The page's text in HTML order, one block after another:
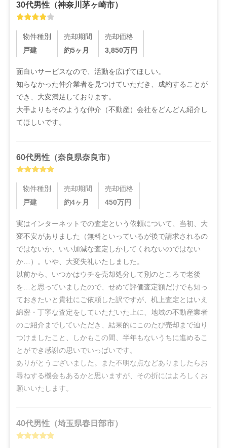
30代男性 （神奈川茅ヶ崎市）
物件種別
戸建
売却期間
約5ヶ月
売却価格
3,850万円
面白いサービスなので、活動を広げてほしい。
知らなかった仲介業者を見つけていただき、成約することが
でき、大変満足しております。
大手よりもそのような仲介（不動産）会社をどんどん紹介し
てほしいです。
60代男性 （奈良県奈良市）
物件種別
戸建
売却期間
約4ヶ月
売却価格
450万円
実はインターネットでの査定という依頼について、当初、大
変不安がありました（無料といっているが後で請求されるの
ではないか、いい加減な査定しかしてくれないのではない
か…）。いや、大変失礼いたしました。
以前から、いつかはウチを売却処分して別のところで老後
を…と思っていましたので、せめて評価査定額だけでも知っ
ておきたいと貴社にご依頼した訳ですが、机上査定とはいえ
綿密・丁寧な査定をしていただいた上に、地域の不動産業者
のご紹介までしていただき、結果的にこのたび売却まで辿り
つけましたこと、しかもこの間、半年もないうちに進めるこ
とができ感謝の思いでいっぱいです。
ありがとうございました。また不明な点などありましたらお
尋ねする機会もあるかと思いますが、その折にはよろしくお
願いいたします。
40代男性 （埼玉県春日部市）